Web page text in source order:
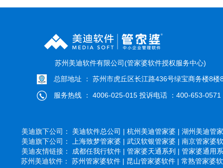
苏州美迪软件有限公司(管家婆软件授权服务中心)
总部地址 ： 苏州市虎丘区长江路436号绿宝商务楼8楼
服务热线 ： 4006-025-015 投诉电话 ：400-653-0571
美迪旗下公司： 美迪软件总公司 | 杭州美迪管家婆 | 湖州美迪管
美迪旗下公司： 上海致梦管家婆 | 武汉软银管家婆 | 南京管家婆
美迪友情链接： 成都任我行软件 | 管家婆天通系列 | 管家婆通用
苏州美迪软件： 苏州管家婆软件 | 昆山管家婆软件 | 常熟管家婆